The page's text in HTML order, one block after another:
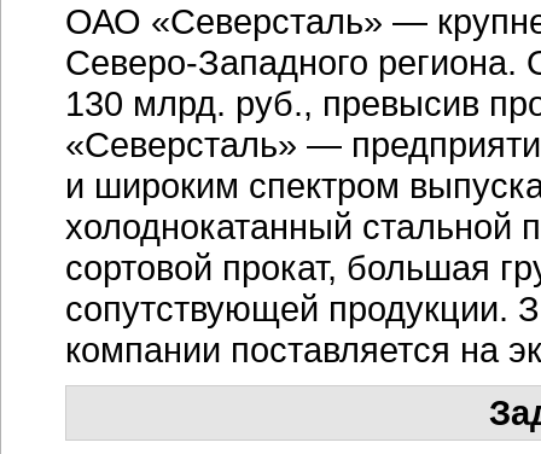
ОАО «Северсталь» —
Северо-Западного региона.
130 млрд. руб., превысив
«Северсталь» —
и широким спектром
холоднокатанный стальной
сортовой прокат, большая
сопутствующей продукции.
компании поставляется на